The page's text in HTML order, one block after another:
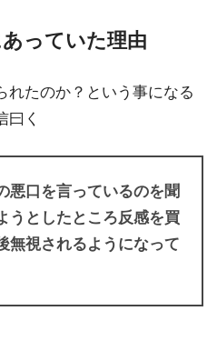
っていた理由
れたのか？という事になる
曰く
悪口を言っているのを聞
うとしたところ反感を買
無視されるようになって